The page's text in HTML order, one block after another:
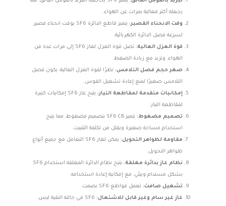
يجعله أكثر فعالية بمرات عن الهواء.
وقت الانحناء القصير: يتميز قاطع الدائرة SF6 بوقت انحناء قصير
لسرعة فصل الدائرة الكهربائية.
قوة العزل العالية: تصل قوة العزل لغاز SF6 إلى مرات عدة من
الهواء، وتزيد مع زيادة الضغط.
صغر حجم فصل التلامس: نظرًا لقوة العزل العالية، يكون فصل
التلامس صغيرًا لمنع إعادة تشغيل القوس.
إمكانيات متقدمة لمقاطعة التيار: يتيح غاز SF6 إمكانيات كبيرة
لمقاطعة التيار.
تصميم مضغوط: يتميز SF6 CB بتصميم مضغوط، مما يتيح
استخدام مساحة صغيرة ويقلل من تكلفة التثبيت.
مقاومة لظواهر التحويل: يمكن لغاز SF6 التعامل مع جميع أنواع
ظواهر التحويل.
نظام غاز بدائرة مغلقة: يتيح نظام الدائرة المغلقة استخدام SF6
بشكل مستدام وبيئي، مع إمكانية إعادة استخدامه.
تشغيل صامت: تعمل قواطع SF6 بصمت.
غاز غير سام وغير قابل للاشتعال: SF6 في حالته النقية ليس